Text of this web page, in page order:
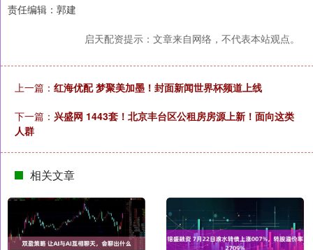
责任编辑：郭建
启天配资提示：文章来自网络，不代表本站观点。
上一篇： 红海优配 梦聚美加墨！封面新闻世界杯频道上线
下一篇： 兴盛网 1443套！北京丰台区公租房房源上新！面向这类
人群
相关文章